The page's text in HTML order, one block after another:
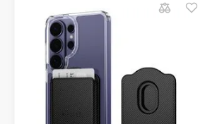
Kompatybilność:
iPhone, iPad,
Lightning), Windows/macOS
Waga:< 10 g
Produkt znajduje się w